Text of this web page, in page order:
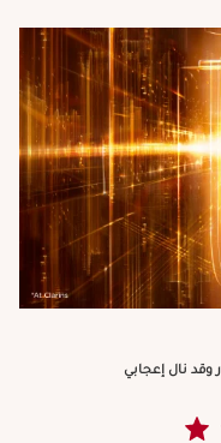
وقد نال إعجابي